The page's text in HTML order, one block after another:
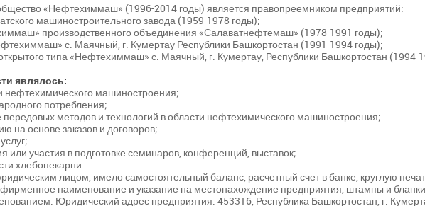
«Нефтехиммаш» (1996-2014 годы) является правопреемником предприятий:
машиностроительного завода (1959-1978 годы);
производственного объединения «Салаватнефтемаш» (1978-1991 годы);
с. Маячный, г. Кумертау Республики Башкортостан (1991-1994 годы);
типа «Нефтехиммаш» с. Маячный, г. Кумертау, Республики Башкортостан (1994-
являлось:
нефтехимического машиностроения;
потребления;
передовых методов и технологий в области нефтехимического машиностроения;
на основе заказов и договоров;
или участия в подготовке семинаров, конференций, выставок;
хлебопекарни.
лицом, имело самостоятельный баланс, расчетный счет в банке, круглую
наименование и указание на местонахождение предприятия, штампы и
Юридический адрес предприятия: 453316, Республика Башкортостан, г.